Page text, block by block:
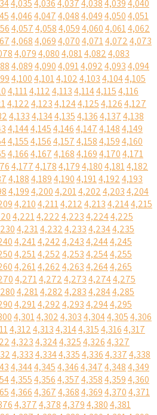
4,0354,0364,0374,0384,0394,040
4,0464,0474,0484,0494,0504,051
4,0574,0584,0594,0604,0614,062
4,0684,0694,0704,0714,0724,073
4,0794,0804,0814,0824,083
4,0894,0904,0914,0924,0934,094
4,1004,1014,1024,1034,1044,105
4,1114,1124,1134,1144,1154,116
4,1224,1234,1244,1254,1264,127
4,1334,1344,1354,1364,1374,138
4,1444,1454,1464,1474,1484,149
4,1554,1564,1574,1584,1594,160
4,1664,1674,1684,1694,1704,171
4,1774,1784,1794,1804,1814,182
4,1884,1894,1904,1914,1924,193
4,1994,2004,2014,2024,2034,204
4,2104,2114,2124,2134,2144,215
4,2214,2224,2234,2244,225
4,2314,2324,2334,2344,235
4,2414,2424,2434,2444,245
4,2514,2524,2534,2544,255
4,2614,2624,2634,2644,265
4,2714,2724,2734,2744,275
4,2814,2824,2834,2844,285
4,2914,2924,2934,2944,295
4,3014,3024,3034,3044,3054,306
4,3124,3134,3144,3154,3164,317
4,3234,3244,3254,3264,327
4,3334,3344,3354,3364,3374,338
4,3444,3454,3464,3474,3484,349
4,3554,3564,3574,3584,3594,360
4,3664,3674,3684,3694,3704,371
4,3774,3784,3794,3804,381